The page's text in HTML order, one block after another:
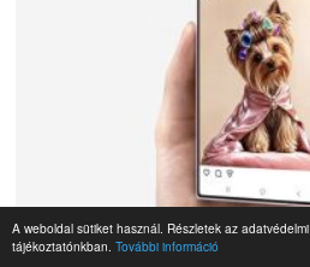
A weboldal sütiket használ. Részletek az adatvédelmi
tájékoztatónkban. További információ